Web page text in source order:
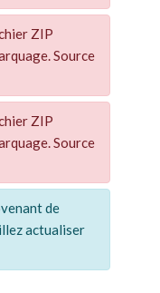
ZIP
Source
ZIP
Source
de
actualiser